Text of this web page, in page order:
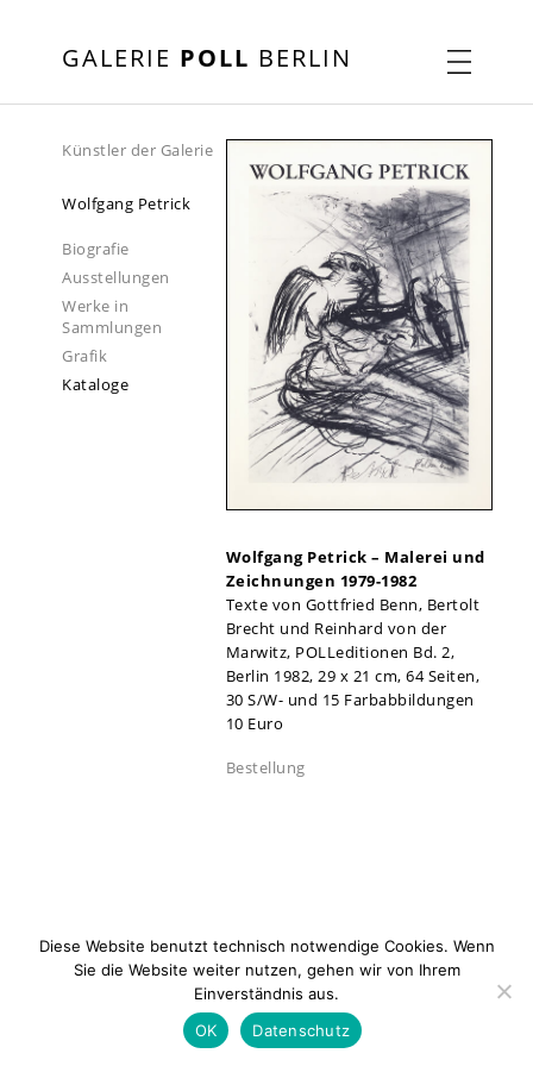
GALERIE POLL BERLIN
Künstler der Galerie
Wolfgang Petrick
Biografie
Ausstellungen
Werke in
Sammlungen
Grafik
Kataloge
Wolfgang Petrick – Malerei und
Zeichnungen 1979-1982
Texte von Gottfried Benn, Bertolt
Brecht und Reinhard von der
Marwitz, POLLeditionen Bd. 2,
Berlin 1982, 29 x 21 cm, 64 Seiten,
30 S/W- und 15 Farbabbildungen
10 Euro
Bestellung
Kontakt Impressum
Diese Website benutzt technisch notwendige Cookies. Wenn
Sie die Website weiter nutzen, gehen wir von Ihrem
Einverständnis aus.
OK
Datenschutz